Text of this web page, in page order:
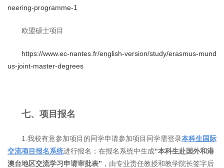
neering-programme-1
欧盟硕士项目
https://www.ec-nantes.fr/english-version/study/erasmus-mund
us-joint-master-degrees
七、项目报名
1.我校有意参加项目的同学申请参加项目同学需登录本科生国际
交流项目报名系统进行报名；在报名系统中生成“本科生赴国外和港
澳台地区交流学习申请审批表” ，由专业责任教授和教学院长签字后